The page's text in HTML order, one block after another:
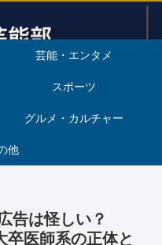
芸能・エンタメ
スポーツ
グルメ・カルチャー
他
告は怪しい？
卒医師系の正体と